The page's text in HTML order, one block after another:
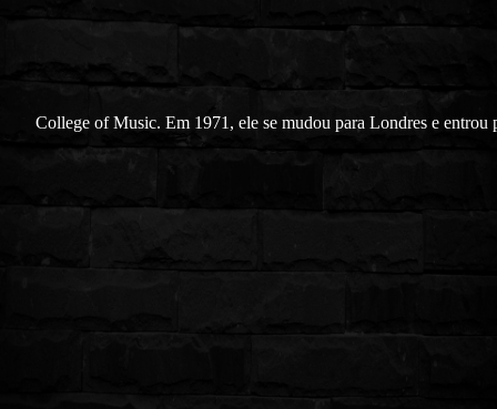
College of Music. Em 1971, ele se mudou para Londres e entrou